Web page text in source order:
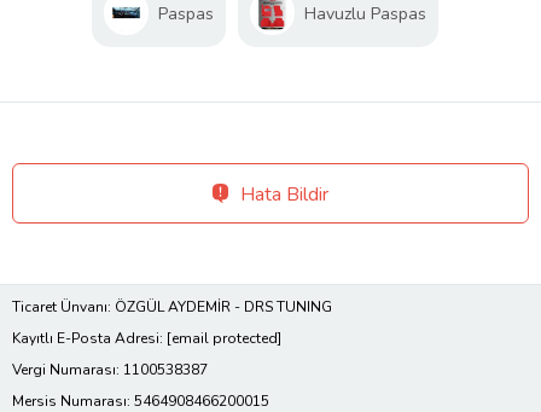
Paspas Havuzlu Paspas
Hata Bildir
Ticaret Ünvanı: ÖZGÜL AYDEMİR - DRS TUNING
Kayıtlı E-Posta Adresi: [email protected]
Vergi Numarası: 1100538387
Mersis Numarası: 5464908466200015